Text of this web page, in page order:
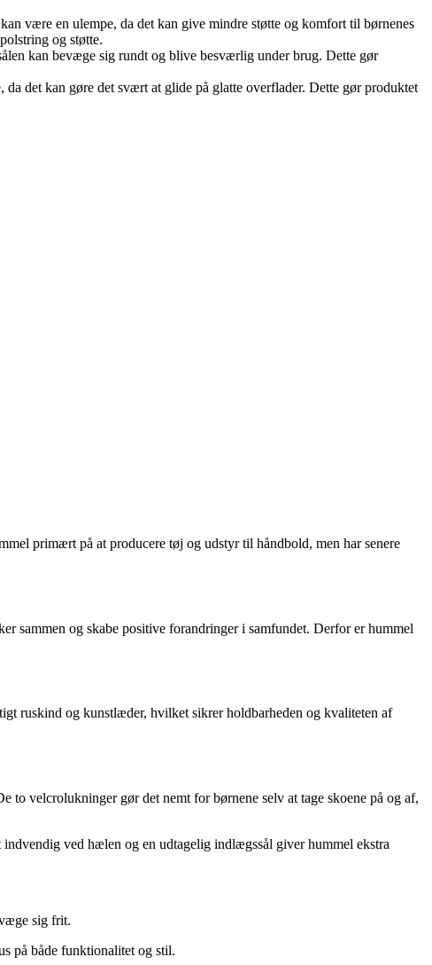
være en ulempe, da det kan give mindre støtte og komfort til børnenes
og støtte.
kan bevæge sig rundt og blive besværlig under brug. Dette gør
det kan gøre det svært at glide på glatte overflader. Dette gør produktet
primært på at producere tøj og udstyr til håndbold, men har senere
sammen og skabe positive forandringer i samfundet. Derfor er hummel
ruskind og kunstlæder, hvilket sikrer holdbarheden og kvaliteten af
to velcrolukninger gør det nemt for børnene selv at tage skoene på og af,
ved hælen og en udtagelig indlægssål giver hummel ekstra
sig frit.
på både funktionalitet og stil.